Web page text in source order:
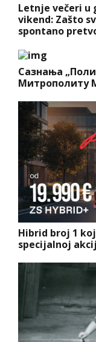
Letnje večeri u
vikend: Zašto
spontano
Сазнања
Митрополиту
Hibrid broj 1
specijalnoj